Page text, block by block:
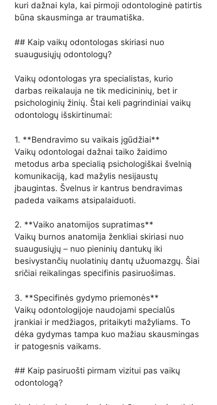
kuri dažnai kyla, kai pirmoji odontologinė patirtis
būna skausminga ar traumatiška.
## Kaip vaikų odontologas skiriasi nuo
suaugusiųjų odontologų?
Vaikų odontologas yra specialistas, kurio
darbas reikalauja ne tik medicininių, bet ir
psichologinių žinių. Štai keli pagrindiniai vaikų
odontologų išskirtinumai:
1. **Bendravimo su vaikais įgūdžiai**
Vaikų odontologai dažnai taiko žaidimo
metodus arba specialią psichologiškai švelnią
komunikaciją, kad mažylis nesijaustų
įbaugintas. Švelnus ir kantrus bendravimas
padeda vaikams atsipalaiduoti.
2. **Vaiko anatomijos supratimas**
Vaikų burnos anatomija ženkliai skiriasi nuo
suaugusiųjų – nuo pieninių dantukų iki
besivystančių nuolatinių dantų užuomazgų. Šiai
sričiai reikalingas specifinis pasiruošimas.
3. **Specifinės gydymo priemonės**
Vaikų odontologijoje naudojami specialūs
įrankiai ir medžiagos, pritaikyti mažyliams. To
dėka gydymas tampa kuo mažiau skausmingas
ir patogesnis vaikams.
## Kaip pasiruošti pirmam vizitui pas vaikų
odontologą?